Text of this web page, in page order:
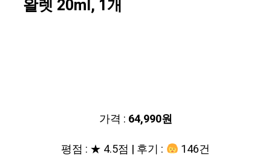
왈렛 20ml, 1개
가격 : 64,990원
평점 : ★ 4.5점 | 후기 :
146건